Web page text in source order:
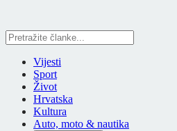
Vijesti
Sport
Život
Hrvatska
Kultura
Auto, moto & nautika